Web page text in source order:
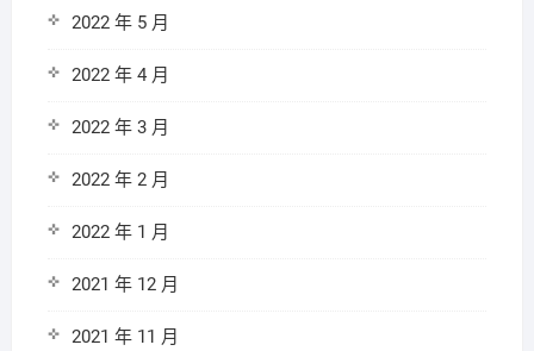
2022 年 5 月
2022 年 4 月
2022 年 3 月
2022 年 2 月
2022 年 1 月
2021 年 12 月
2021 年 11 月